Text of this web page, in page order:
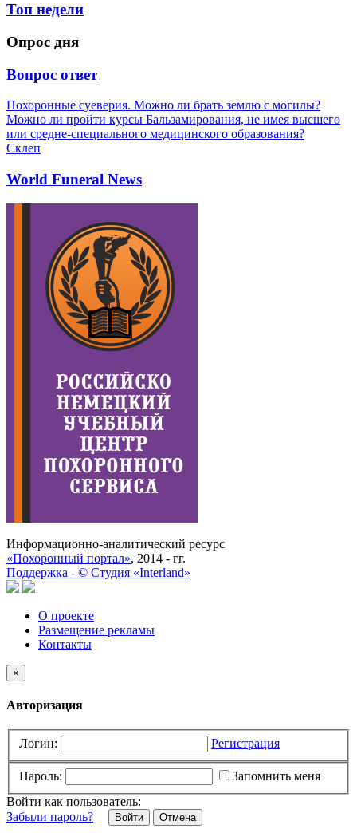
Топ недели
Опрос дня
Вопрос ответ
Похоронные суеверия. Можно ли брать землю с могилы?
Можно ли пройти курсы Бальзамирования, не имея высшего
или средне-специального медицинского образования?
Склеп
World Funeral News
Информационно-аналитический ресурс
«Похоронный портал», 2014 - гг.
Поддержка - © Cтудия «Interland»
О проекте
Размещение рекламы
Контакты
×
Авторизация
Логин: Регистрация
Пароль:
Запомнить меня
Войти как пользователь:
Забыли пароль?
Отмена